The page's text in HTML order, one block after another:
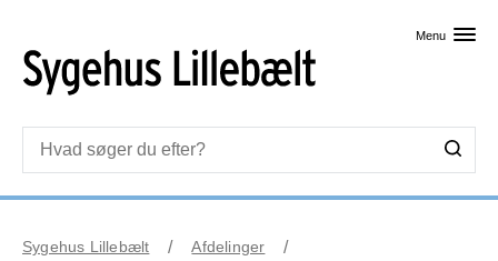
Menu
Sygehus Lillebælt
Afdelinger